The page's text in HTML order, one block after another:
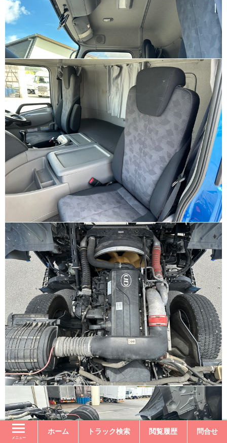
メニュー
ホーム トラック検索 閲覧履歴 問合せ